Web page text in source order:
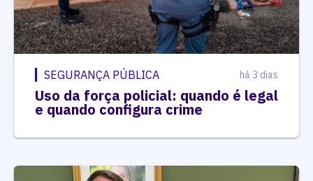
SEGURANÇA PÚBLICA há 3 dias
Uso da força policial: quando é legal
e quando configura crime